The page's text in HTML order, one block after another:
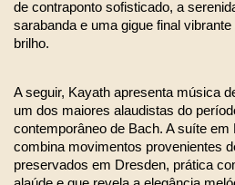
de contraponto sofisticado, a
sarabanda e uma gigue final
brilho.
A seguir, Kayath apresenta música
um dos maiores alaudistas do
contemporâneo de Bach. A suíte
combina movimentos provenientes
preservados em Dresden, prática